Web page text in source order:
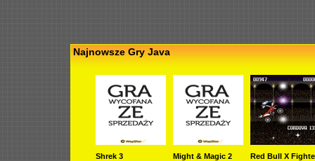
Najnowsze Gry Java
Shrek 3 Might & Magic 2
Red Bull X